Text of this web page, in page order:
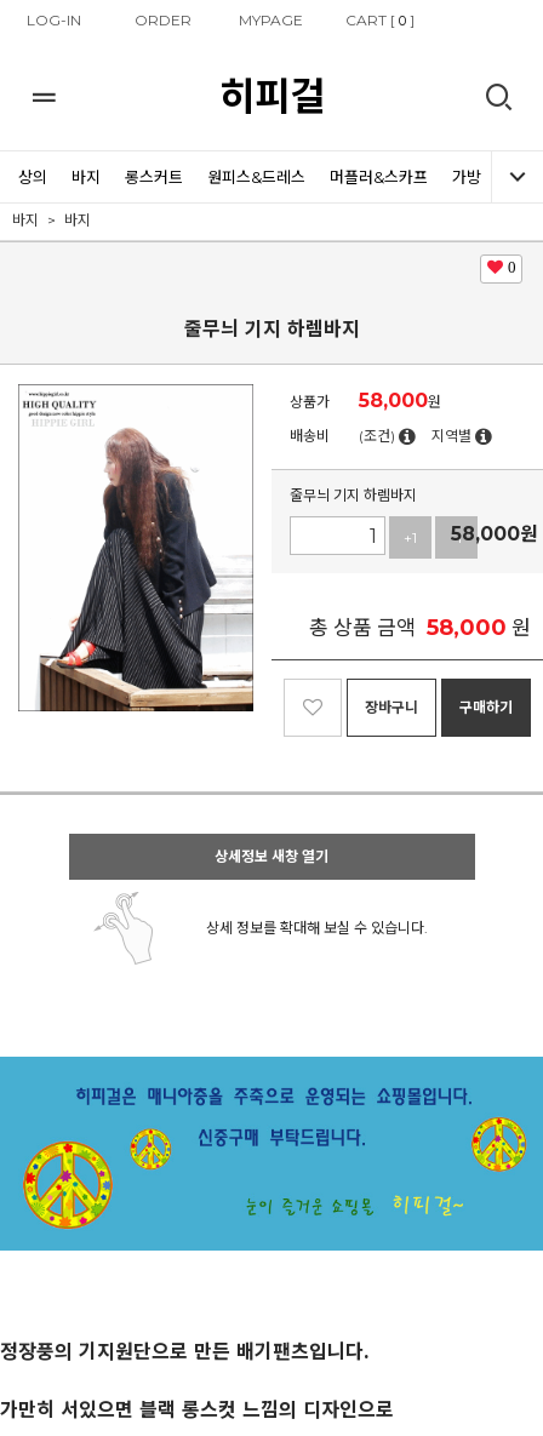
LOG-IN ORDER MYPAGE CART [0 ]
히피걸
상의 바지 롱스커트 원피스&드레스 머플러&스카프 가방 신발
바지 바지
0
줄무늬 기지 하렘바지
상품가 58,000원
배송비
(조건) 지역별
줄무늬 기지 하렘바지
+1 -1
58,000원
총 상품 금액 58,000 원
장바구니 구매하기
상세정보 새창 열기
상세 정보를 확대해 보실 수 있습니다.
정장풍의 기지원단으로 만든 배기팬츠입니다.
가만히 서있으면 블랙 롱스컷 느낌의 디자인으로